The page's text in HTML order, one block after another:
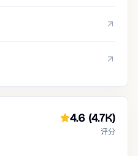
4.6 (4.7K)
评分